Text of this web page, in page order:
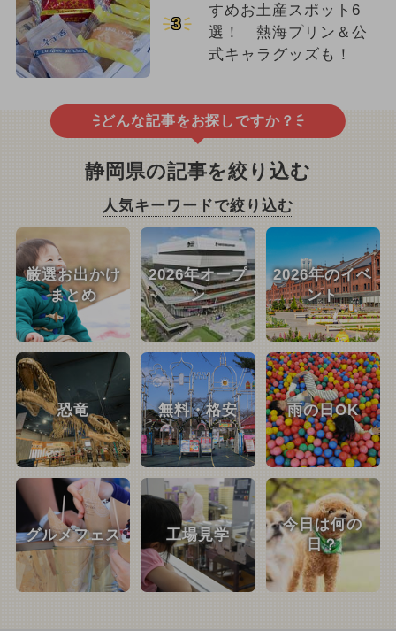
3
すめお土産スポット6
選！ 熱海プリン＆公
式キャラグッズも！
どんな記事をお探しですか？
静岡県の記事を絞り込む
人気キーワードで絞り込む
厳選お出かけ
まとめ
2026年オープ
ン
2026年のイベ
ント
恐竜 無料・格安 雨の日OK
グルメフェス 工場見学
今日は何の
日？